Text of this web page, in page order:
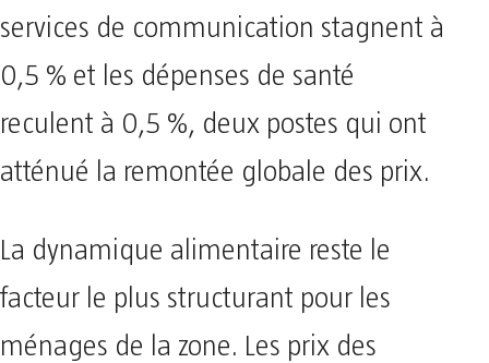
services de communication stagnent à
0,5 % et les dépenses de santé
reculent à 0,5 %, deux postes qui ont
atténué la remontée globale des prix.
La dynamique alimentaire reste le
facteur le plus structurant pour les
ménages de la zone. Les prix des